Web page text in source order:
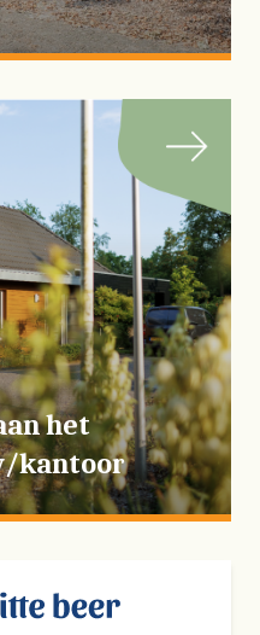
het
kantoor